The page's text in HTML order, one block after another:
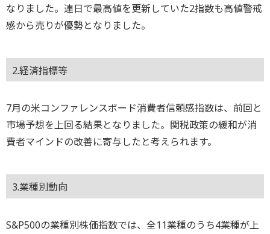
なりました。連日で最高値を更新していた2指数も高値警戒
感から売りが優勢となりました。
2.経済指標等
7月の米コンファレンスボード消費者信頼感指数は、前回と
市場予想を上回る結果となりました。関税政策の緩和が消
費者マインドの改善に寄与したと考えられます。
3.業種別動向
S&P500の業種別株価指数では、全11業種のうち4業種が上